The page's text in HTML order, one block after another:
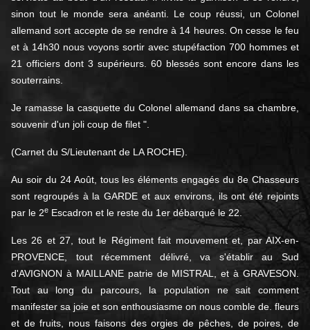
sinon tout le monde sera anéanti. Le coup réussi, un Colonel
allemand sort accepte de se rendre à 14 heures. On cesse le feu
et à 14h30 nous voyons sortir avec stupéfaction 700 hommes et
21 officiers dont 3 supérieurs. 60 blessés sont encore dans les
souterrains.
Je ramasse la casquette du Colonel allemand dans sa chambre,
souvenir d'un joli coup de filet ".
(Carnet du S/Lieutenant de LA ROCHE).
Au soir du 24 Août, tous les éléments engagés du 8e Chasseurs
sont regroupés à la GARDE et aux environs, ils ont été rejoints
par le 2e Escadron et le reste du 1er débarqué le 22.
Les 26 et 27, tout le Régiment fait mouvement et, par AIX-en-
PROVENCE, tout récemment délivré, va s'établir au Sud
d'AVIGNON à MAILLANE patrie de MISTRAL, et à GRAVESON.
Tout au long du parcours, la population ne sait comment
manifester sa joie et son enthousiasme on nous comble de. fleurs
et de fruits, nous faisons des orgies de pêches, de poires, de